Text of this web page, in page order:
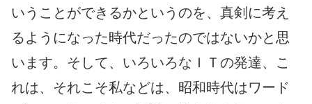
いうことができるかというのを、真剣に考え
るようになった時代だったのではないかと思
います。そして、いろいろなＩＴの発達、こ
れは、それこそ私などは、昭和時代はワード